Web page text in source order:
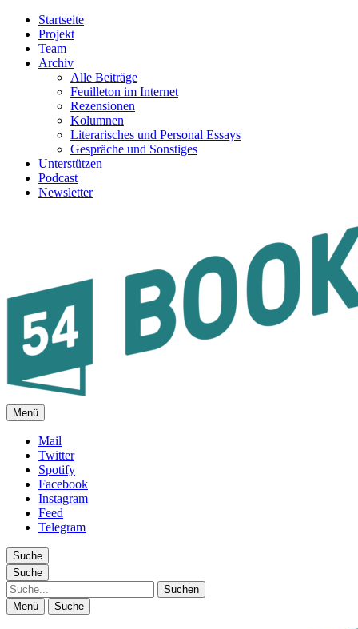
Startseite
Projekt
Team
Archiv
Alle Beiträge
Feuilleton im Internet
Rezensionen
Kolumnen
Literarisches und Personal Essays
Gespräche und Sonstiges
Unterstützen
Podcast
Newsletter
FEUILLETON IM INTERNET
Menü
Mail
Twitter
Spotify
Facebook
Instagram
Feed
Telegram
Suche
Suche
Suche
Menü Suche